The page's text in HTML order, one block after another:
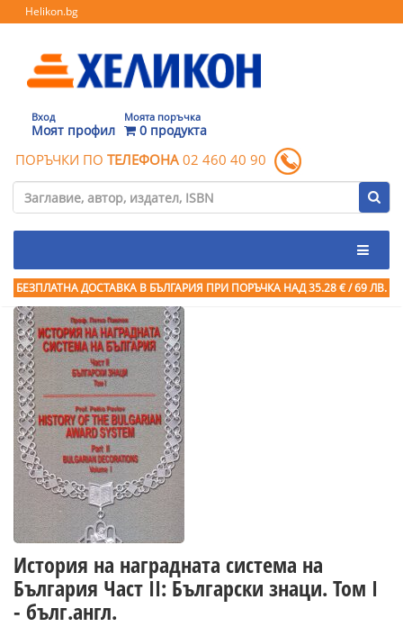
Helikon.bg
Вход
Моят профил
Моята поръчка
0 продукта
ПОРЪЧКИ ПО ТЕЛЕФОНА 02 460 40 90
БЕЗПЛАТНА ДОСТАВКА В БЪЛГАРИЯ ПРИ ПОРЪЧКА НАД 35.28 € / 69 ЛВ.
История на наградната система на
България Част II: Български знаци. Том I
- бълг.англ.